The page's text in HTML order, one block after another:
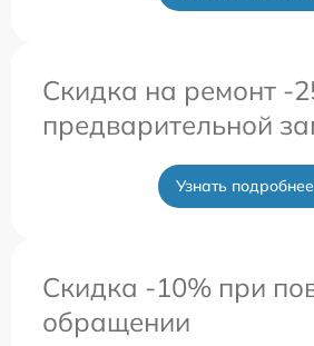
Скидка на ремонт -
предварительной
Узнать подробнее
Скидка -10% при
обращении